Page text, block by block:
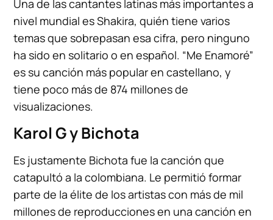
Una de las cantantes latinas más importantes a
nivel mundial es Shakira, quién tiene varios
temas que sobrepasan esa cifra, pero ninguno
ha sido en solitario o en español. “Me Enamoré”
es su canción más popular en castellano, y
tiene poco más de 874 millones de
visualizaciones.
Karol G y Bichota
Es justamente Bichota fue la canción que
catapultó a la colombiana. Le permitió formar
parte de la élite de los artistas con más de mil
millones de reproducciones en una canción en